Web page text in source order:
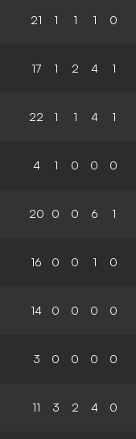
21 1 1 1 0
17 1 2 4 1
22 1 1 4 1
4 1 0 0 0
20 0 0 6 1
16 0 0 1 0
14 0 0 0 0
3 0 0 0 0
11 3 2 4 0